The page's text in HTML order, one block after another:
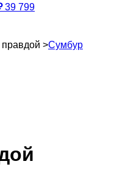
39 799
правдой >Сумбур